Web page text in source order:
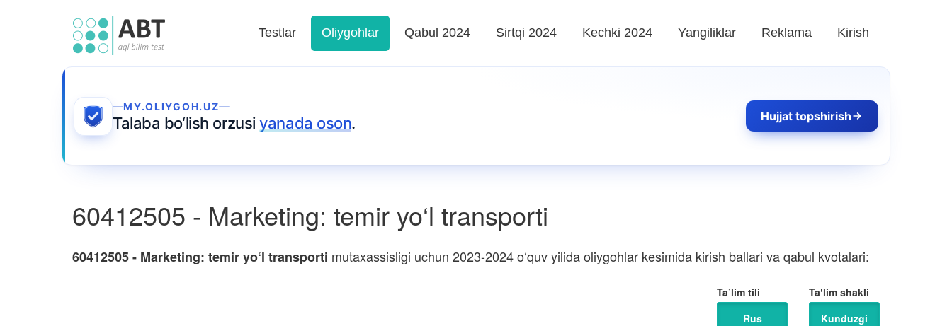
Testlar Oliygohlar Qabul 2024 Sirtqi 2024 Kechki 2024 Yangiliklar Reklama Kirish
MY.OLIYGOH.UZ
Talaba bo‘lish orzusiyanada oson. Hujjat topshirish
60412505 - Marketing: temir yo‘l transporti
60412505 - Marketing: temir yo‘l transporti mutaxassisligi uchun 2023-2024 o‘quv yilida oliygohlar kesimida kirish ballari va qabul kvotalari:
Taʼlim shakli
Kunduzgi
Ta’lim tili
Rus